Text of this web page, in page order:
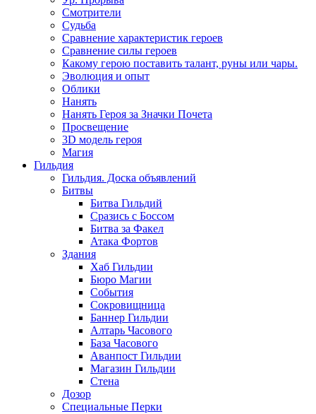
Смотрители
Судьба
Сравнение характеристик героев
Сравнение силы героев
Какому герою поставить талант, руны или чары.
Эволюция и опыт
Облики
Нанять
Нанять Героя за Значки Почета
Просвещение
3D модель героя
Магия
Гильдия
Гильдия. Доска объявлений
Битвы
Битва Гильдий
Сразись с Боссом
Битва за Факел
Атака Фортов
Здания
Хаб Гильдии
Бюро Магии
События
Сокровищница
Баннер Гильдии
Алтарь Часового
База Часового
Аванпост Гильдии
Магазин Гильдии
Стена
Дозор
Специальные Перки